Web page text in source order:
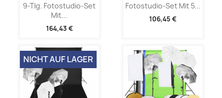
9-Tlg. Fotostudio-Set
Mit...
164,43 €
Fotostudio-Set Mit 5...
106,45 €
NICHT AUF LAGER